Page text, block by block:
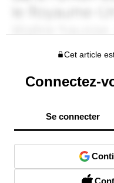
Cet article
Connectez-
Se connecter